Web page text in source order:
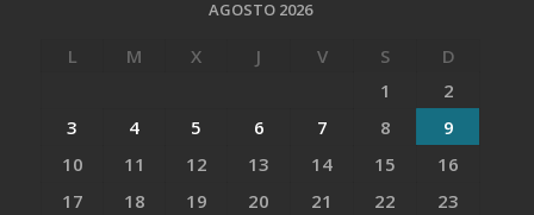
AGOSTO 2026
L M X J V S
D
1
2
3
4 5 6 7 8
9
10
11 12 13 14 15
16
17
18 19 20 21 22
23